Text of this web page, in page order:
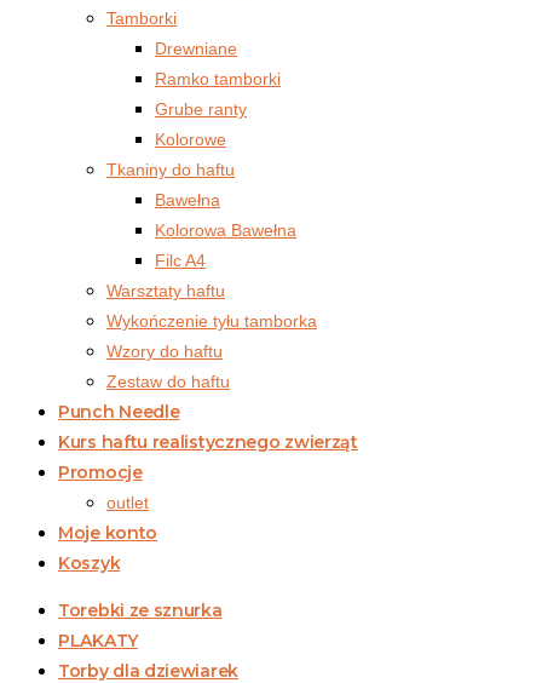
Tamborki
Drewniane
Ramko tamborki
Grube ranty
Kolorowe
Tkaniny do haftu
Bawełna
Kolorowa Bawełna
Filc A4
Warsztaty haftu
Wykończenie tyłu tamborka
Wzory do haftu
Zestaw do haftu
Punch Needle
Kurs haftu realistycznego zwierząt
Promocje
outlet
Moje konto
Koszyk
Torebki ze sznurka
PLAKATY
Torby dla dziewiarek